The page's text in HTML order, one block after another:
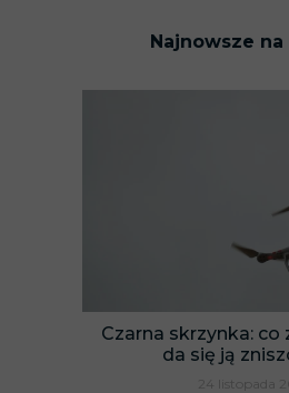
Najnowsze
Czarna skrzynka: co
da się ją
24 listopada